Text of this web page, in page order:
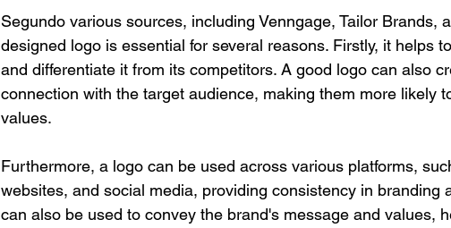
Segundo various sources, including Venngage, Tailor Brands,
designed logo is essential for several reasons. Firstly, it helps
and differentiate it from its competitors. A good logo can also
connection with the target audience, making them more likely
values.
Furthermore, a logo can be used across various platforms,
websites, and social media, providing consistency in branding
can also be used to convey the brand's message and values,